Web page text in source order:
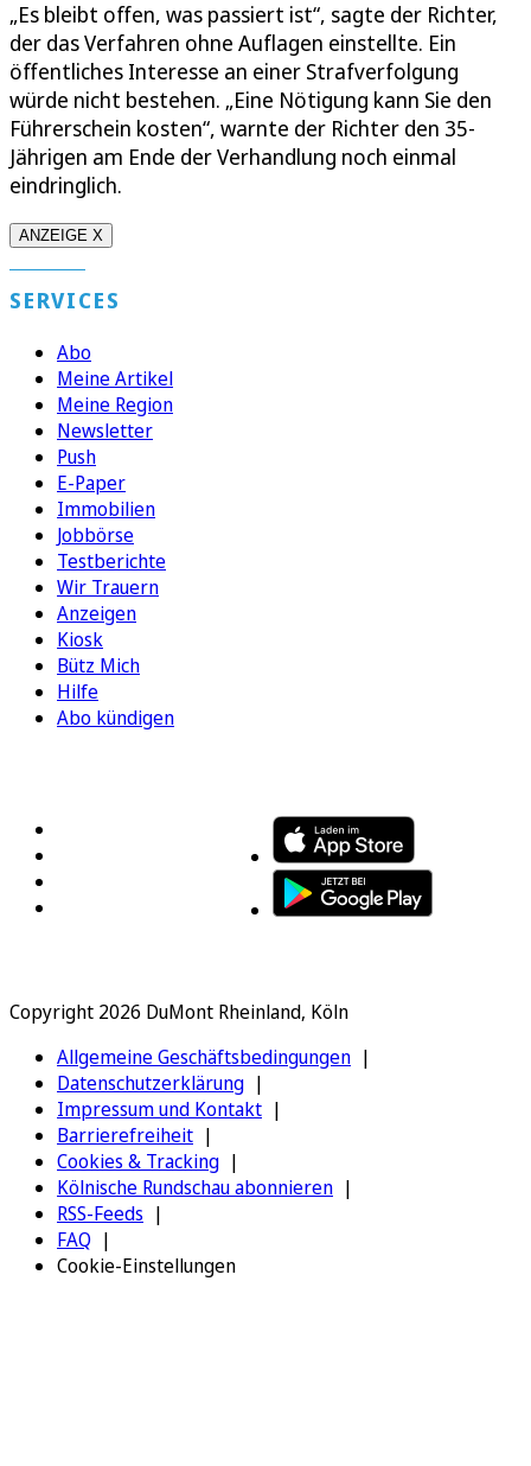
„Es bleibt offen, was passiert ist“, sagte der Richter,
der das Verfahren ohne Auflagen einstellte. Ein
öffentliches Interesse an einer Strafverfolgung
würde nicht bestehen. „Eine Nötigung kann Sie den
Führerschein kosten“, warnte der Richter den 35-
Jährigen am Ende der Verhandlung noch einmal
eindringlich.
ANZEIGE X
SERVICES
Abo
Meine Artikel
Meine Region
Newsletter
Push
E-Paper
Immobilien
Jobbörse
Testberichte
Wir Trauern
Anzeigen
Kiosk
Bütz Mich
Hilfe
Abo kündigen
Copyright 2026 DuMont Rheinland, Köln
Allgemeine Geschäftsbedingungen
Datenschutzerklärung
Impressum und Kontakt
Barrierefreiheit
Cookies & Tracking
Kölnische Rundschau abonnieren
RSS-Feeds
FAQ
Cookie-Einstellungen